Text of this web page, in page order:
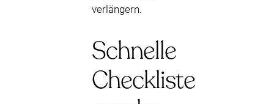
verlängern.
Schnelle
Checkliste